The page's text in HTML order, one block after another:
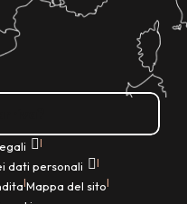
|
dati personali |
|Mappa del sito|